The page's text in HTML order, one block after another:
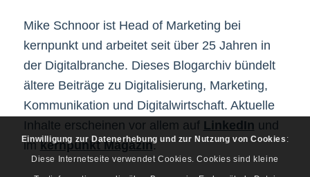
Mike Schnoor ist Head of Marketing bei
kernpunkt und arbeitet seit über 25 Jahren in
der Digitalbranche. Dieses Blogarchiv bündelt
ältere Beiträge zu Digitalisierung, Marketing,
Kommunikation und Digitalwirtschaft. Aktuelle
Inhalte erscheinen vor allem auf LinkedIn und
imkernpunkt Magazin.
Einwilligung zur Datenerhebung und zur Nutzung von Cookies :
Diese Internetseite verwendet Cookies. Cookies sind kleine